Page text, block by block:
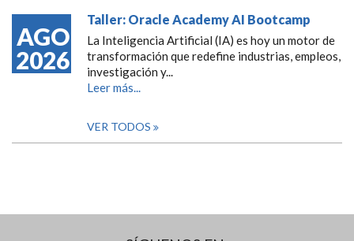
AGO
2026
Taller: Oracle Academy AI Bootcamp
La Inteligencia Artificial (IA) es hoy un motor de
transformación que redefine industrias, empleos,
investigación y...
Leer más...
VER TODOS